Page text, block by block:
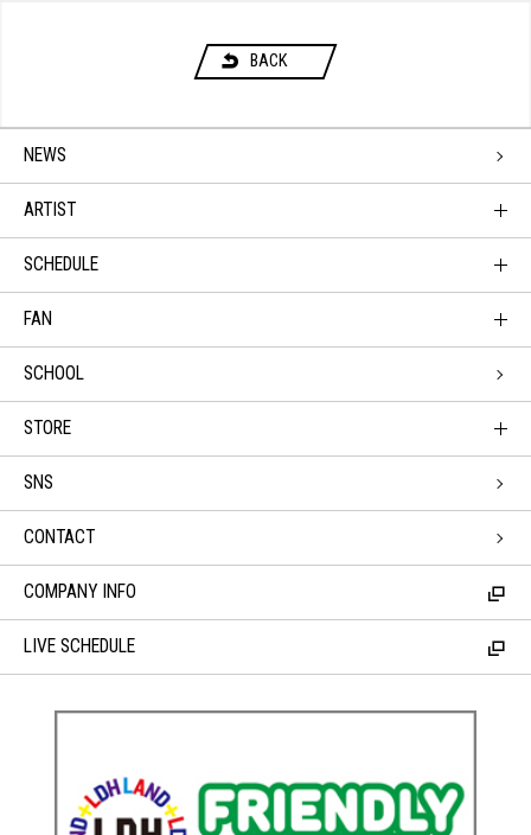
BACK
NEWS
ARTIST
SCHEDULE
FAN
SCHOOL
STORE
SNS
CONTACT
COMPANY INFO
LIVE SCHEDULE